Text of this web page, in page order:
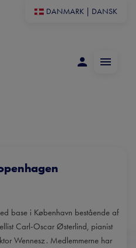
DANMARK DANSK
base i København bestående af
Carl-Oscar Østerlind, pianist
Wennesz . Medlemmerne har